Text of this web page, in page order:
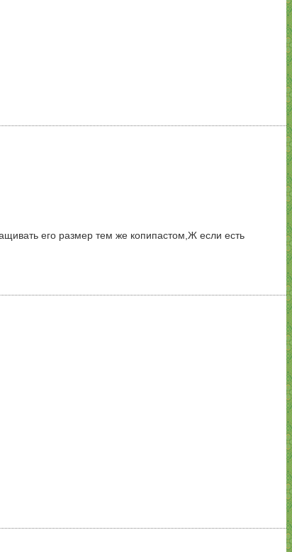
его размер тем же копипастом,Ж если есть